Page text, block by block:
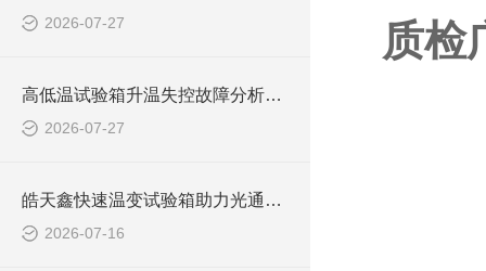
2026-07-27
高低温试验箱升温失控故障分析与规范解决办法
2026-07-27
皓天鑫快速温变试验箱助力光通信器件可靠性测试,济南某光电到访考察纪实
2026-07-16
质检